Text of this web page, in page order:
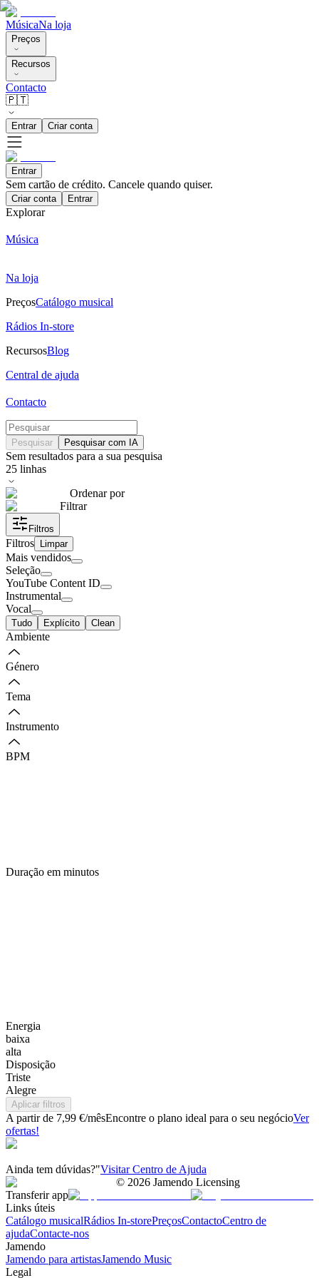
MúsicaNa loja
Preços
Recursos
Contacto
🇵🇹
Entrar Criar conta
Entrar
Sem cartão de crédito. Cancele quando quiser.
Criar conta Entrar
Explorar
Música
Na loja
PreçosCatálogo musical
Rádios In-store
RecursosBlog
Central de ajuda
Contacto
Pesquisar Pesquisar com IA
Sem resultados para a sua pesquisa
25 linhas
Ordenar por
Filtrar
Filtros
Filtros Limpar
Mais vendidos
Seleção
YouTube Content ID
Instrumental
Vocal
Tudo Explícito Clean
Ambiente
Género
Tema
Instrumento
BPM
Duração em minutos
Energia
baixa
alta
Disposição
Triste
Alegre
Aplicar filtros
A partir de 7,99 €/mêsEncontre o plano ideal para o seu negócioVer
ofertas!
Ainda tem dúvidas?"Visitar Centro de Ajuda
© 2026 Jamendo Licensing
Transferir app
Links úteis
Catálogo musicalRádios In-storePreçosContactoCentro de
ajudaContacte-nos
Jamendo
Jamendo para artistasJamendo Music
Legal